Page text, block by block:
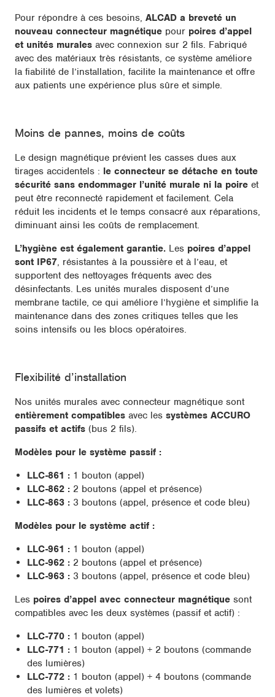
Pour répondre à ces besoins, ALCAD a breveté un
nouveau connecteur magnétique pour poires d’appel
et unités murales avec connexion sur 2 fils. Fabriqué
avec des matériaux très résistants, ce système améliore
la fiabilité de l’installation, facilite la maintenance et offre
aux patients une expérience plus sûre et simple.
Moins de pannes, moins de coûts
Le design magnétique prévient les casses dues aux
tirages accidentels : le connecteur se détache en toute
sécurité sans endommager l’unité murale ni la poire et
peut être reconnecté rapidement et facilement. Cela
réduit les incidents et le temps consacré aux réparations,
diminuant ainsi les coûts de remplacement.
L’hygiène est également garantie. Les poires d’appel
sont IP67, résistantes à la poussière et à l’eau, et
supportent des nettoyages fréquents avec des
désinfectants. Les unités murales disposent d’une
membrane tactile, ce qui améliore l’hygiène et simplifie la
maintenance dans des zones critiques telles que les
soins intensifs ou les blocs opératoires.
Flexibilité d’installation
Nos unités murales avec connecteur magnétique sont
entièrement compatibles avec les systèmes ACCURO
passifs et actifs (bus 2 fils).
Modèles pour le système passif :
LLC-861 : 1 bouton (appel)
LLC-862 : 2 boutons (appel et présence)
LLC-863 : 3 boutons (appel, présence et code bleu)
Modèles pour le système actif :
LLC-961 : 1 bouton (appel)
LLC-962 : 2 boutons (appel et présence)
LLC-963 : 3 boutons (appel, présence et code bleu)
Les poires d’appel avec connecteur magnétique sont
compatibles avec les deux systèmes (passif et actif) :
LLC-770 : 1 bouton (appel)
LLC-771 : 1 bouton (appel) + 2 boutons (commande
des lumières)
LLC-772 : 1 bouton (appel) + 4 boutons (commande
des lumières et volets)